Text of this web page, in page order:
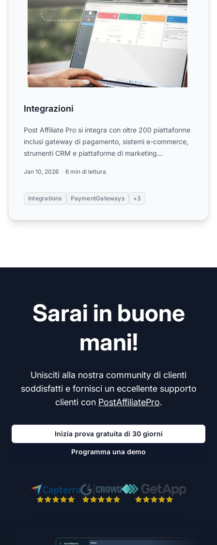
Integrazioni
Post Affiliate Pro si integra con oltre 200 piattaforme
inclusi gateway di pagamento, sistemi e-commerce,
strumenti CRM e piattaforme di marketing
Jan 10, 2026 6 min di lettura
Integrations PaymentGateways +3
Sarai in buone
mani!
Unisciti alla nostra community di clienti
soddisfatti e fornisci un eccellente supporto
clienti con PostAffiliatePro.
Inizia prova gratuita di 30 giorni
Programma una demo